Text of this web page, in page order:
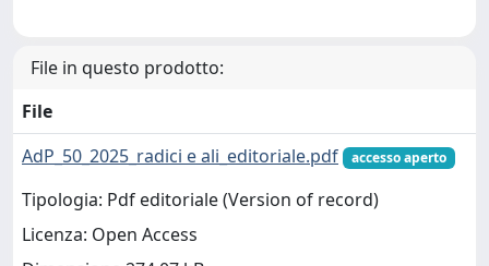
File in questo prodotto:
File
AdP_50_2025_radici e ali_editoriale.pdf
accesso aperto
Tipologia: Pdf editoriale (Version of record)
Licenza: Open Access